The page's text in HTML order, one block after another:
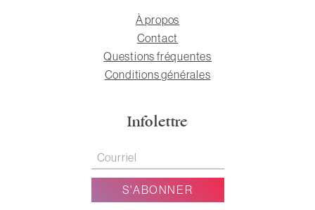
À propos
Contact
Questions fréquentes
Conditions générales
Infolettre